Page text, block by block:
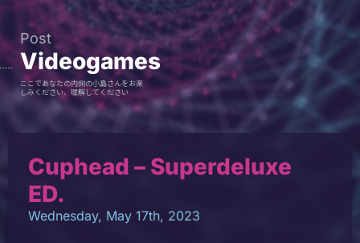
Post
Videogames
ここであなたの内側の小島さんをお楽
しみください、理解してください
Cuphead – Superdeluxe
ED.
Wednesday, May 17th, 2023